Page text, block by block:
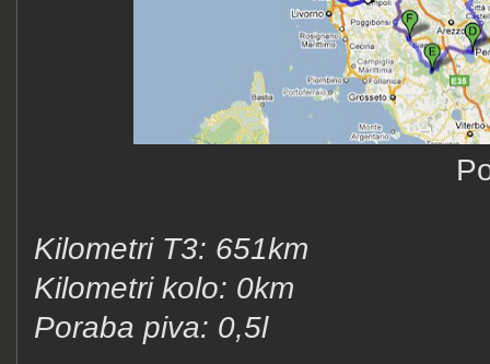
Kilometri T3: 651km
Kilometri kolo: 0km
Poraba piva: 0,5l